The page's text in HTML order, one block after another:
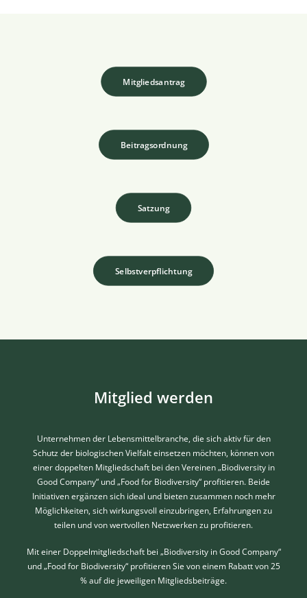
Mitgliedsantrag
Beitragsordnung
Satzung
Selbstverpflichtung
Mitglied werden
Unternehmen der Lebensmittelbranche, die sich aktiv für den
Schutz der biologischen Vielfalt einsetzen möchten, können von
einer doppelten Mitgliedschaft bei den Vereinen „Biodiversity in
Good Company“ und „Food for Biodiversity“ profitieren. Beide
Initiativen ergänzen sich ideal und bieten zusammen noch mehr
Möglichkeiten, sich wirkungsvoll einzubringen, Erfahrungen zu
teilen und von wertvollen Netzwerken zu profitieren.
Mit einer Doppelmitgliedschaft bei „Biodiversity in Good Company“
und „Food for Biodiversity“ profitieren Sie von einem Rabatt von 25
% auf die jeweiligen Mitgliedsbeiträge.